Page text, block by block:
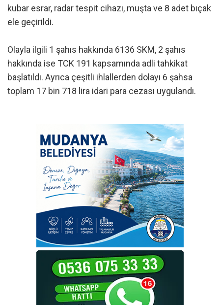
kubar esrar, radar tespit cihazı, muşta ve 8 adet bıçak
ele geçirildi.
Olayla ilgili 1 şahıs hakkında 6136 SKM, 2 şahıs
hakkında ise TCK 191 kapsamında adli tahkikat
başlatıldı. Ayrıca çeşitli ihlallerden dolayı 6 şahsa
toplam 17 bin 718 lira idari para cezası uygulandı.